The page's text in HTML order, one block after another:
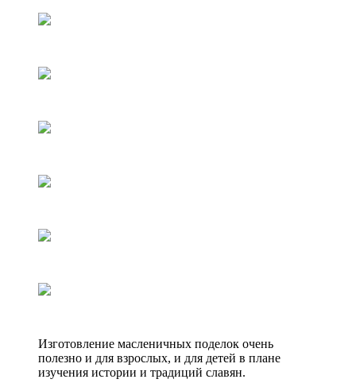
Изготовление масленичных поделок очень
полезно и для взрослых, и для детей в плане
изучения истории и традиций славян.